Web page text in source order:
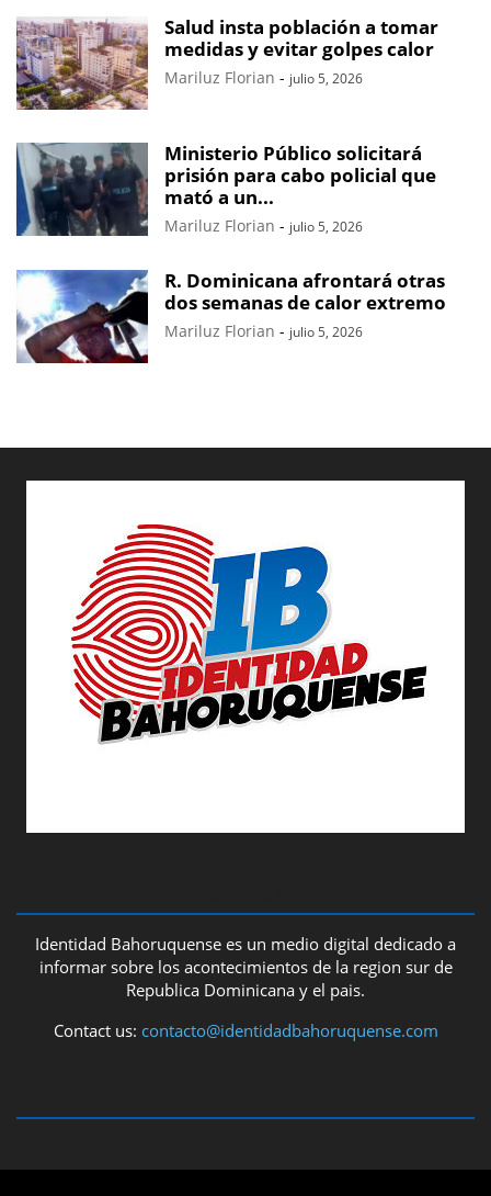
Salud insta población a tomar
medidas y evitar golpes calor
Mariluz Florian - julio 5, 2026
Ministerio Público solicitará
prisión para cabo policial que
mató a un...
Mariluz Florian - julio 5, 2026
R. Dominicana afrontará otras
dos semanas de calor extremo
Mariluz Florian - julio 5, 2026
Identidad Bahoruquense es un medio digital dedicado a
informar sobre los acontecimientos de la region sur de
Republica Dominicana y el pais.
Contact us: contacto@identidadbahoruquense.com